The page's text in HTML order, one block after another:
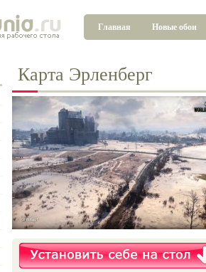
Главная Новые обои
Карта Эрленберг